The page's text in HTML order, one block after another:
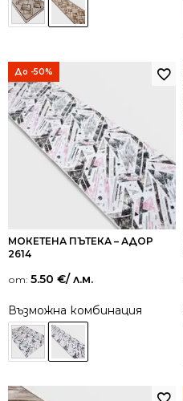
До -50%
МОКЕТЕНА ПЪТЕКА – АДОР
2614
от: 5.50 €/ л.м.
Възможна комбинация